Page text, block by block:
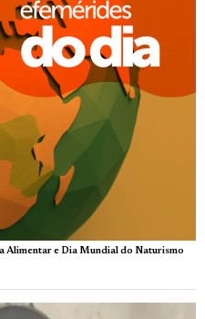
Alimentar e Dia Mundial do Naturismo